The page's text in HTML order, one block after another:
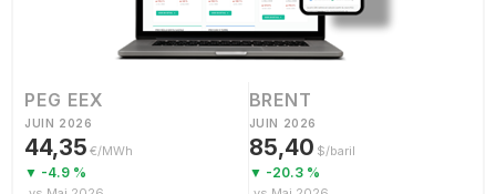
PEG EEX
JUIN 2026
44,35 €/MWh
▼ -4.9 %
BRENT
JUIN 2026
85,40 $/baril
▼ -20.3 %